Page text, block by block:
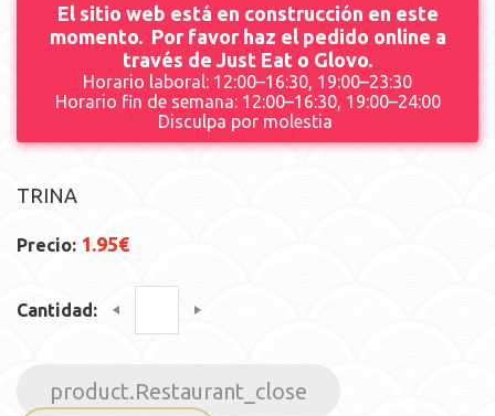
El sitio web está en construcción en este
momento. Por favor haz el pedido online a
través de Just Eat o Glovo.
Horario laboral: 12:00–16:30, 19:00–23:30
Horario fin de semana: 12:00–16:30, 19:00–24:00
Disculpa por molestia
TRINA
Precio: 1.95€
Cantidad:
product.Restaurant_close